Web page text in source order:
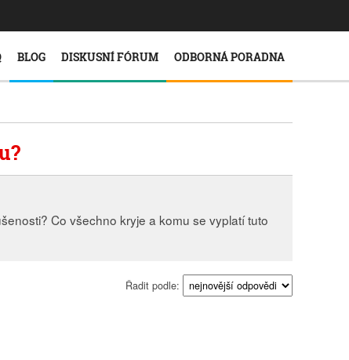
BLOG DISKUSNÍ FÓRUM ODBORNÁ PORADNA
Co všechno kryje a komu se vyplatí tuto
Řadit podle: